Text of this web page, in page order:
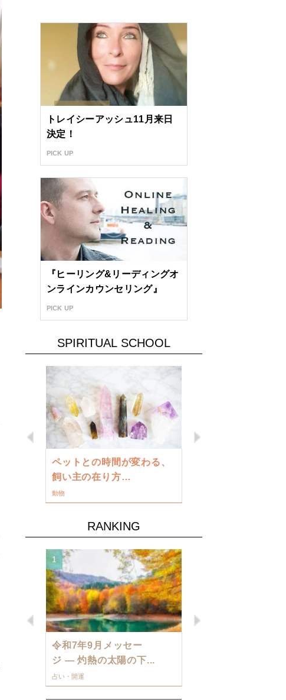
トレイシーアッシュ11月来日
決定！
PICK UP
『ヒーリング&リーディングオ
ンラインカウンセリング』
PICK UP
SPIRITUAL SCHOOL
Previous
ペットとの時間が変わる、
飼い主の在り方…
動物
RANKING
Previous
1
令和7年9月メッセー
ジ — 灼熱の太陽の下...
占い・開運